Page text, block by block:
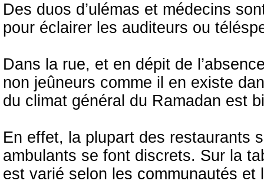
Des duos d’ulémas et médecins
pour éclairer les auditeurs ou
Dans la rue, et en dépit de
non jeûneurs comme il en existe
du climat général du Ramadan est
En effet, la plupart des restaurants
ambulants se font discrets. Sur la
est varié selon les communautés et